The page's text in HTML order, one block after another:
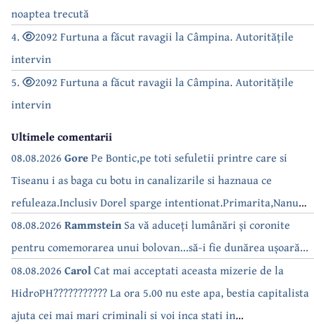
noaptea trecută
4.
2092 Furtuna a făcut ravagii la Câmpina. Autoritățile
intervin
5.
2092 Furtuna a făcut ravagii la Câmpina. Autoritățile
intervin
Ultimele comentarii
08.08.2026 GorePe Bontic,pe toti sefuletii printre care si
Tiseanu i as baga cu botu in canalizarile si haznaua ce
refuleaza.Inclusiv Dorel sparge intentionat.Primarita,Nanu
bea apa de la robinet.Asta as intreba o si pe Izabel Mitrea
08.08.2026 RammsteinSa vă aduceți lumânări și coronite
pentru comemorarea unui bolovan...să-i fie dunărea ușoară...
08.08.2026 CarolCat mai acceptati aceasta mizerie de la
HidroPH??????????? La ora 5.00 nu este apa, bestia capitalista
ajuta cei mai mari criminali si voi inca stati in